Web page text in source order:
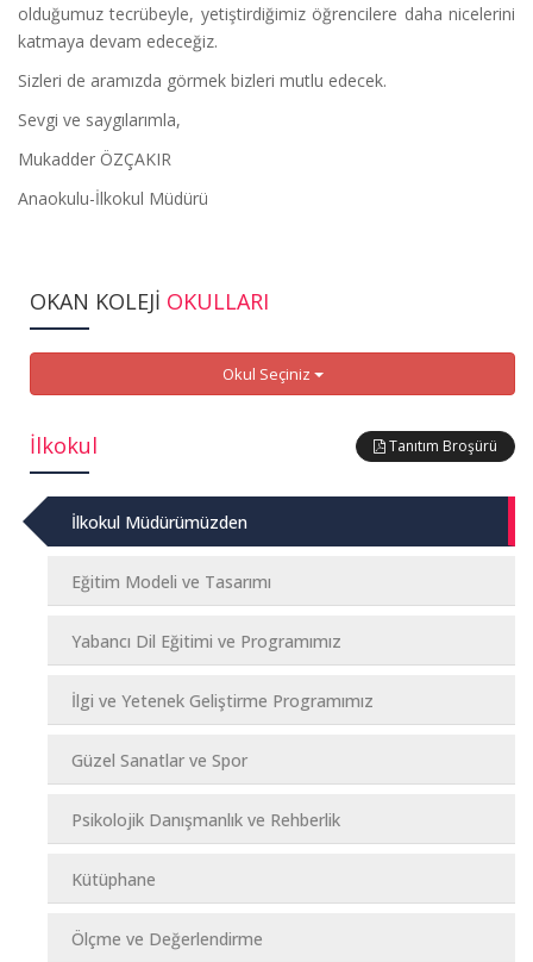
olduğumuz tecrübeyle, yetiştirdiğimiz öğrencilere daha nicelerini
katmaya devam edeceğiz.
Sizleri de aramızda görmek bizleri mutlu edecek.
Sevgi ve saygılarımla,
Mukadder ÖZÇAKIR
Anaokulu-İlkokul Müdürü
OKAN KOLEJİ OKULLARI
Okul Seçiniz
İlkokul Tanıtım Broşürü
İlkokul Müdürümüzden
Eğitim Modeli ve Tasarımı
Yabancı Dil Eğitimi ve Programımız
İlgi ve Yetenek Geliştirme Programımız
Güzel Sanatlar ve Spor
Psikolojik Danışmanlık ve Rehberlik
Kütüphane
Ölçme ve Değerlendirme